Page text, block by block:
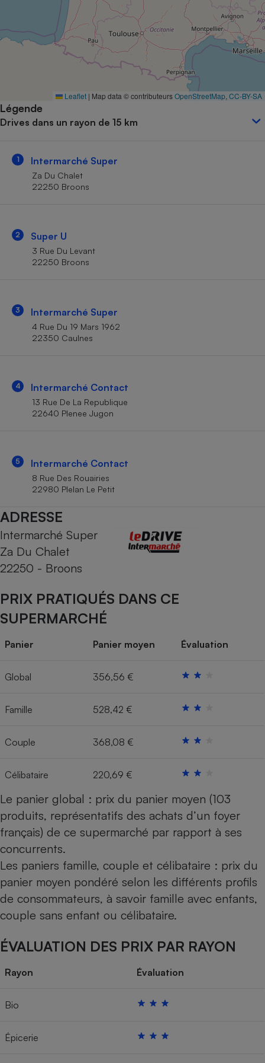
Leaflet | Map data © contributeursOpenStreetMap CC-BY-SA
Légende
Drives dans un rayon de 15 km
1 Intermarché Super
Za Du Chalet
22250 Broons
2 Super U
3 Rue Du Levant
22250 Broons
3 Intermarché Super
4 Rue Du 19 Mars 1962
22350 Caulnes
4 Intermarché Contact
13 Rue De La Republique
22640 Plenee Jugon
5 Intermarché Contact
8 Rue Des Rouairies
22980 Plelan Le Petit
ADRESSE
Intermarché Super
Za Du Chalet
22250 - Broons
PRIX PRATIQUÉS DANS CE
SUPERMARCHÉ
Panier Panier moyen Évaluation
Global 356,56 €
Famille 528,42 €
Couple 368,08 €
Célibataire 220,69 €
Le panier global : prix du panier moyen (103
produits, représentatifs des achats d’un foyer
français) de ce supermarché par rapport à ses
concurrents.
Les paniers famille, couple et célibataire : prix du
panier moyen pondéré selon les différents profils
de consommateurs, à savoir famille avec enfants,
couple sans enfant ou célibataire.
ÉVALUATION DES PRIX PAR RAYON
Rayon Évaluation
Bio
Épicerie
Complément
alimentaire
Assurance emprunteur
Petit électroménager -
Cafetière à expressos
Robot ménager
Mutuelle